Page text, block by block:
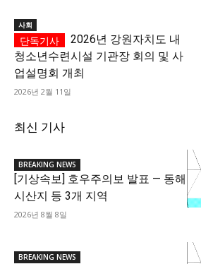
사회
2026년 강원자치도 내
청소년수련시설 기관장 회의 및 사
업설명회 개최
2026년 2월 11일
최신 기사
BREAKING NEWS
[기상속보] 호우주의보 발표 — 동해
시산지 등 3개 지역
2026년 8월 8일
BREAKING NEWS